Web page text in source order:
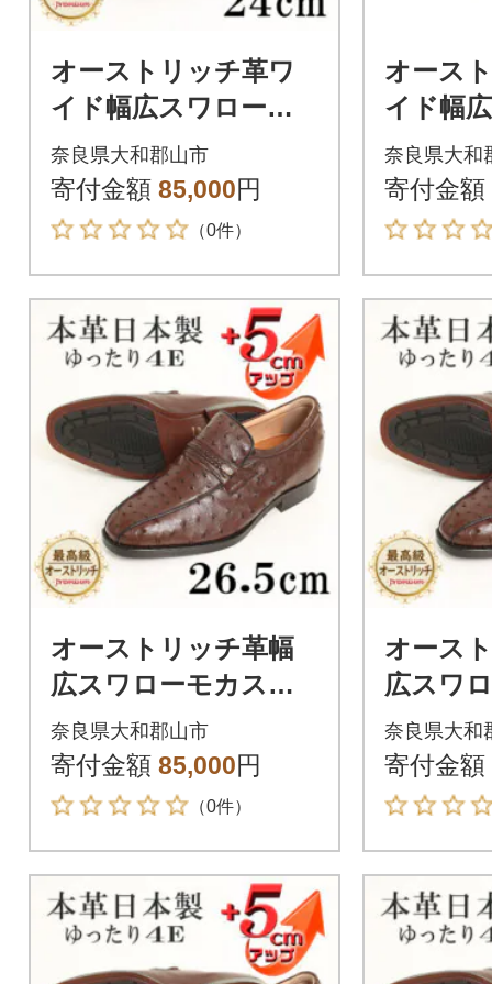
オーストリッチ革ワ
イド幅広スワローモ
カスリッポン 5cmア
ップシューズ No.67
黒 24cm
奈良県大和郡山市
寄付金額 85,000円
（0件）
オース
イド幅
カスリ
ップシ
黒
奈良県大和
寄付金額
オーストリッチ革幅
広スワローモカスリ
ッポン 5cmアップシ
ューズ No.67 ブラウ
ン 26.5cm
奈良県大和郡山市
寄付金額 85,000円
（0件）
オース
広スワ
ッポン
ューズ
ン 26cm
奈良県大和
寄付金額